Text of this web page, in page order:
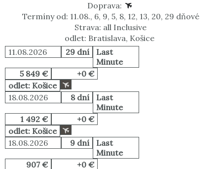
Doprava:
Termíny od: 11.08., 6, 9, 5, 8, 12, 13, 20, 29 dňové
Strava: all Inclusive
odlet: Bratislava, Košice
11.08.2026
29 dní
Last
Minute
5 849 €
+0 €
odlet: Košice
18.08.2026
8 dní
Last
Minute
1 492 €
+0 €
odlet: Košice
18.08.2026
9 dní
Last
Minute
907 €
+0 €